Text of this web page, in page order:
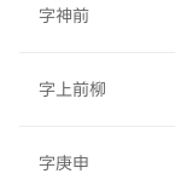
字神前
字上前柳
字庚申